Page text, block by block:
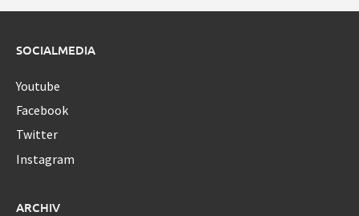
SOCIALMEDIA
Youtube
Facebook
Twitter
Instagram
ARCHIV